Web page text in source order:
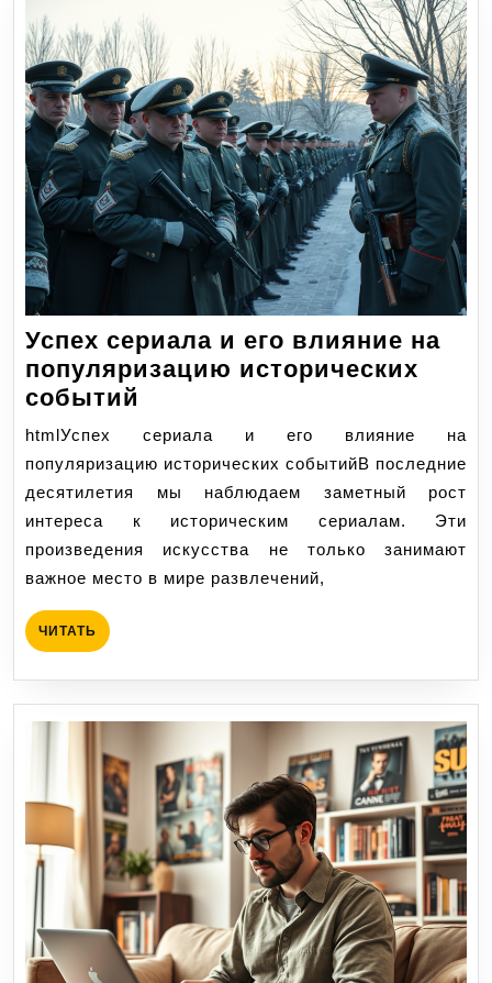
Успех сериала и его влияние на
популяризацию исторических
событий
популяризацию
исторических
htmlУспех сериала и его влияние на
популяризацию исторических событийВ последние
десятилетия мы наблюдаем заметный рост
интереса к историческим сериалам. Эти
произведения искусства не только занимают
важное место в мире развлечений,
ЧИТАТЬ ЧИТАТЬ